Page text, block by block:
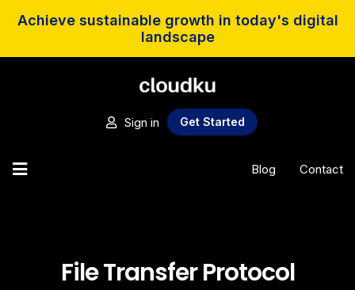
Achieve sustainable growth in today's digital
landscape
Sign in Get Started
Blog Contact
File Transfer Protocol